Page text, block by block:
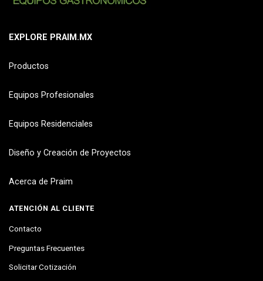
EXPLORE PRAIM.MX
Productos
Equipos Profesionales
Equipos Residenciales
Diseño y Creación de Proyectos
Acerca de Praim
ATENCIÓN AL CLIENTE
Contacto
Preguntas Frecuentes
Solicitar Cotización